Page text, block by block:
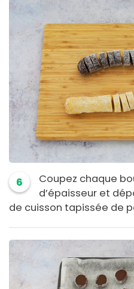
6
Coupez chaque
d’épaisseur et
de cuisson tapissée de